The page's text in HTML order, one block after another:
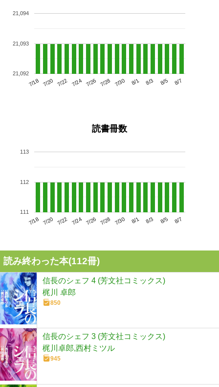
7/18 7/20 7/22 7/24 7/26 7/28 7/30 8/1 8/3 8/5 8/7
21,092
21,093
21,094
読書冊数
7/18 7/20 7/22 7/24 7/26 7/28 7/30 8/1 8/3 8/5 8/7
111
112
113
読み終わった本(112冊)
信長のシェフ 4 (芳文社コミックス)
梶川 卓郎
850
信長のシェフ 3 (芳文社コミックス)
梶川卓郎,西村ミツル
945